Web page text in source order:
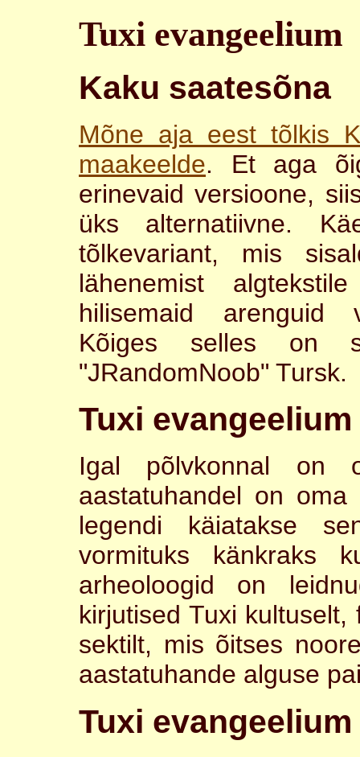
Tuxi evangeelium
Kaku saatesõna
Mõne aja eest tõlkis
maakeelde. Et aga
erinevaid versioone,
üks alternatiivne.
tõlkevariant, mis
lähenemist
hilisemaid arenguid
Kõiges selles on
"JRandomNoob" Tursk.
Tuxi
Igal põlvkonnal on
aastatuhandel on oma
legendi käiatakse
vormituks känkraks
arheoloogid on
kirjutised Tuxi
sektilt, mis õitses
aastatuhande alguse
Tuxi evangeelium